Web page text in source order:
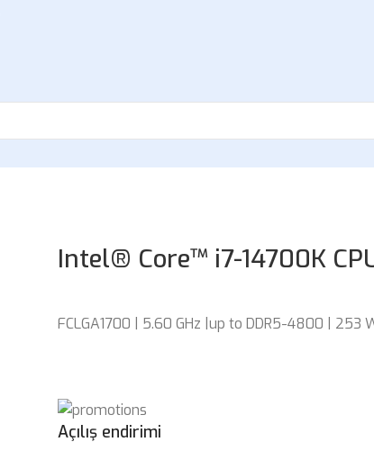
Intel® Core™ i7-14700K
FCLGA1700 | 5.60 GHz |up to DDR5-4800 | 253
Açılış endirimi